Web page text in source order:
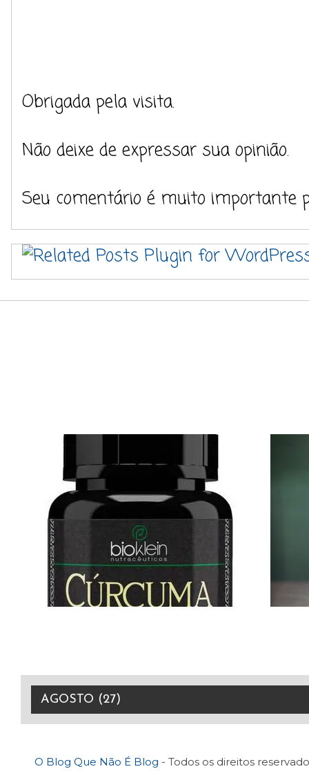
Obrigada pela visita.
Não deixe de expressar sua opinião.
Seu comentário é muito importante
O Blog Que Não É Blog - Todos os direitos